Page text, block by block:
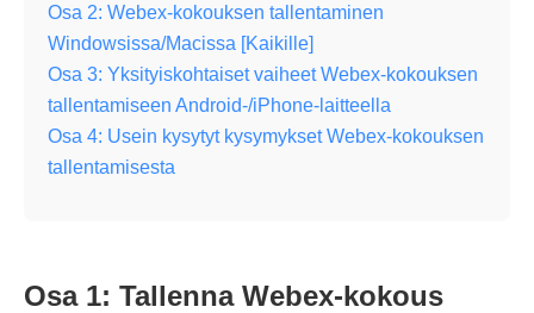
Osa 2: Webex-kokouksen tallentaminen
Windowsissa/Macissa [Kaikille]
Osa 3: Yksityiskohtaiset vaiheet Webex-kokouksen
tallentamiseen Android-/iPhone-laitteella
Osa 4: Usein kysytyt kysymykset Webex-kokouksen
tallentamisesta
Osa 1: Tallenna Webex-kokous